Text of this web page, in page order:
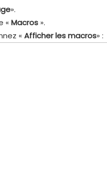
».
« Macros».
« Afficher les macros» :